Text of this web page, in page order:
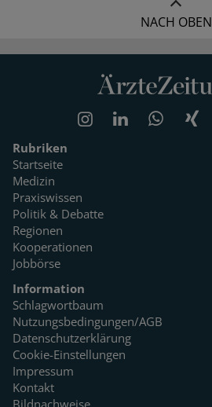
NACH OBEN
Rubriken
Startseite
Medizin
Praxiswissen
Politik & Debatte
Regionen
Kooperationen
Jobbörse
Information
Schlagwortbaum
Nutzungsbedingungen/AGB
Datenschutzerklärung
Cookie-Einstellungen
Impressum
Kontakt
Bildnachweise